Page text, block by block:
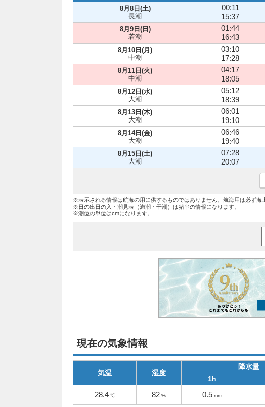
8月8日(土)
長潮
00:11
15:37
8月9日(日)
若潮
01:44
16:43
8月10日(月)
中潮
03:10
17:28
8月11日(火)
中潮
04:17
18:05
8月12日(水)
大潮
05:12
18:39
8月13日(木)
大潮
06:01
19:10
8月14日(金)
大潮
06:46
19:40
8月15日(土)
大潮
07:28
20:07
※表示される情報は航海の用に供するものではありません。航海用は必ず海
※日の出日の入・潮見表（満潮・干潮）は猪串の情報になります。
※潮位の単位はcmになります。
現在の気象情報
気温 湿度
降水量
1h
28.4 ℃ 82 % 0.5 mm